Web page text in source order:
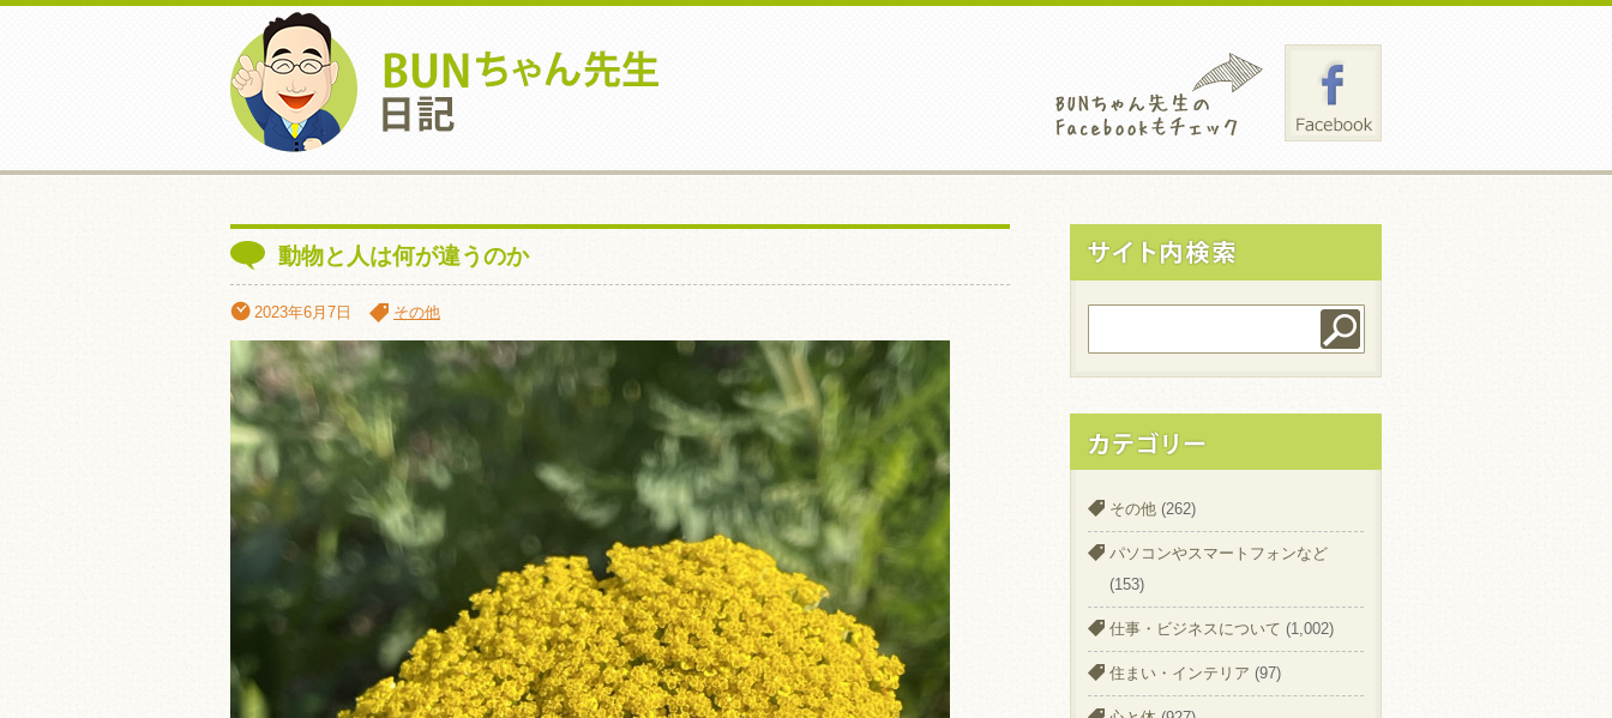
動物と人は何が違うのか
2023年6月7日 その他
その他 (262)
パソコンやスマートフォンなど
(153)
仕事・ビジネスについて (1,002)
住まい・インテリア (97)